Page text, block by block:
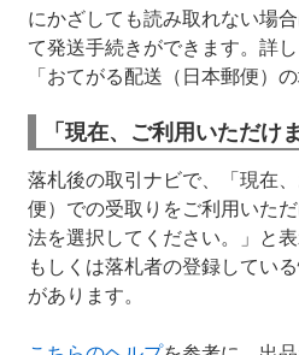
にかざしても読み取れない場
て発送手続きができます。詳
「おてがる配送（日本郵便）
「現在、ご利用いただけ
落札後の取引ナビで、「現在
便）での受取りをご利用いた
法を選択してください。」と
もしくは落札者の登録してい
があります。